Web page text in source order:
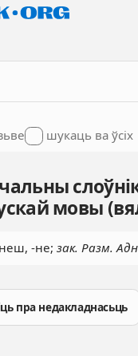
шукаць ва ўсіх
мовы
-не; зак. Разм.
пра недакладнасьць